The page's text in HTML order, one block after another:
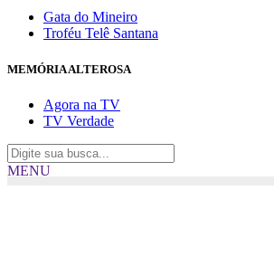
Gata do Mineiro
Troféu Telê Santana
MEMÓRIA ALTEROSA
Agora na TV
TV Verdade
MENU